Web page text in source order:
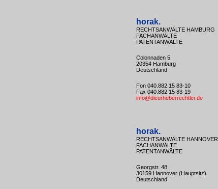
horak.
RECHTSANWÄLTE HAMBURG
FACHANWÄLTE
PATENTANWÄLTE
Colonnaden 5
20354 Hamburg
Deutschland
Fon 040.882 15 83-10
Fax 040.882 15 83-19
info@dieurheberrechtler.de
horak.
RECHTSANWÄLTE HANNOVER
FACHANWÄLTE
PATENTANWÄLTE
Georgstr. 48
30159 Hannover (Hauptsitz)
Deutschland